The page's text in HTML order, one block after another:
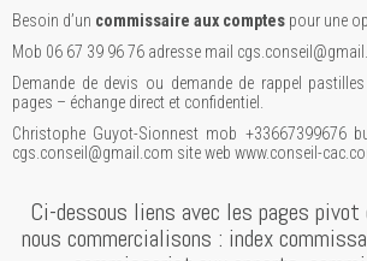
Besoin d’un commissaire aux comptes pour une
Mob 06 67 39 96 76 adresse mail
Demande de devis ou demande de rappel
pages – échange direct et confidentiel.
Christophe Guyot-Sionnest mob +33667399676
cgs.conseil@gmail.com site web www.conseil-
Ci-dessous liens avec les pages pivot
nous commercialisons : index